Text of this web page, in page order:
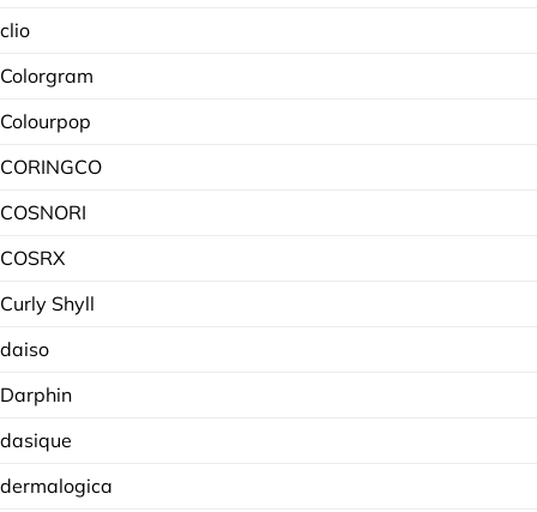
clio
Colorgram
Colourpop
CORINGCO
COSNORI
COSRX
Curly Shyll
daiso
Darphin
dasique
dermalogica